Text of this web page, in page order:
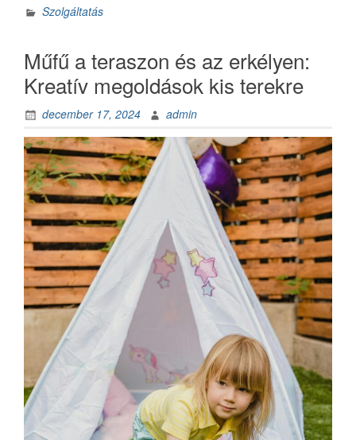
Szolgáltatás
Műfű a teraszon és az erkélyen:
Kreatív megoldások kis terekre
december 17, 2024 admin